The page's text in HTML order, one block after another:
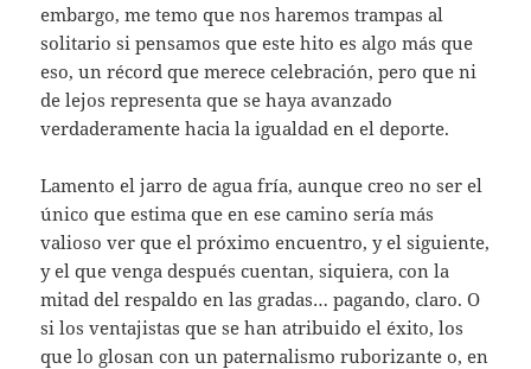
embargo, me temo que nos haremos trampas al
solitario si pensamos que este hito es algo más que
eso, un récord que merece celebración, pero que ni
de lejos representa que se haya avanzado
verdaderamente hacia la igualdad en el deporte.
Lamento el jarro de agua fría, aunque creo no ser el
único que estima que en ese camino sería más
valioso ver que el próximo encuentro, y el siguiente,
y el que venga después cuentan, siquiera, con la
mitad del respaldo en las gradas… pagando, claro. O
si los ventajistas que se han atribuido el éxito, los
que lo glosan con un paternalismo ruborizante o, en